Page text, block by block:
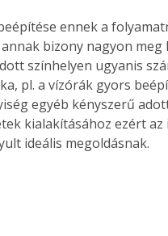
ennek a
bizony nagyon
színhelyen ugyanis
pl. a vízórák gyors
egyéb kényszerű
kialakításához ezért
ideális megoldásnak.